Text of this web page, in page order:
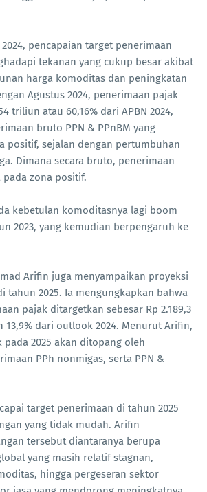
pencapaian target penerimaan
tekanan yang cukup besar akibat
harga komoditas dan peningkatan
Agustus 2024, penerimaan pajak
triliun atau 60,16% dari APBN 2024,
bruto PPN & PPnBM yang
positif, sejalan dengan pertumbuhan
Dimana secara bruto, penerimaan
pada zona positif.
kebetulan komoditasnya lagi boom
2023, yang kemudian berpengaruh ke
Arifin juga menyampaikan proyeksi
tahun 2025. Ia mengungkapkan bahwa
pajak ditargetkan sebesar Rp 2.189,3
dari outlook 2024. Menurut Arifin,
2025 akan ditopang oleh
PPh nonmigas, serta PPN &
target penerimaan di tahun 2025
yang tidak mudah. Arifin
tersebut diantaranya berupa
yang masih relatif stagnan,
hingga pergeseran sektor